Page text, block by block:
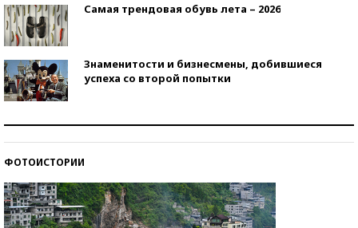
Самая трендовая обувь лета – 2026
Знаменитости и бизнесмены, добившиеся
успеха со второй попытки
ФОТОИСТОРИИ